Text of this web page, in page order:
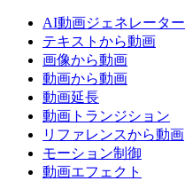
AI動画ジェネレーター
テキストから動画
画像から動画
動画から動画
動画延長
動画トランジション
リファレンスから動画
モーション制御
動画エフェクト